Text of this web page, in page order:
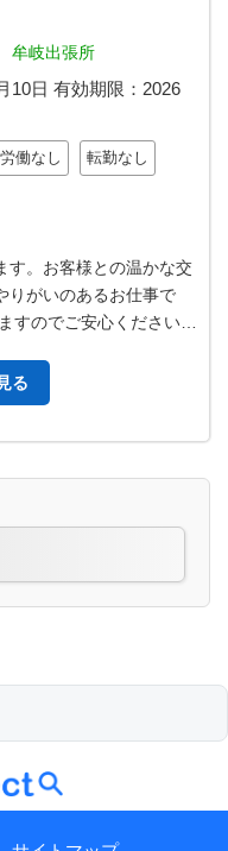
牟岐出張所
10日 有効期限： 2026
働なし 転勤なし
す。お客様との温かな交
りがいのあるお仕事で
すのでご安心ください。
る